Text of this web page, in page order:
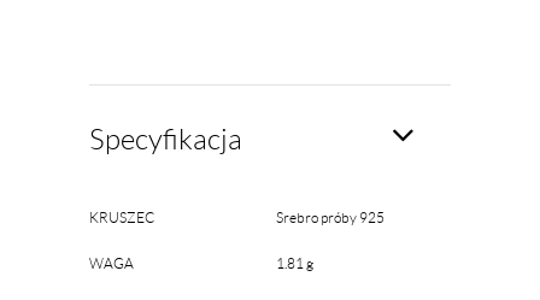
Specyfikacja
KRUSZEC Srebro próby 925
WAGA 1.81 g